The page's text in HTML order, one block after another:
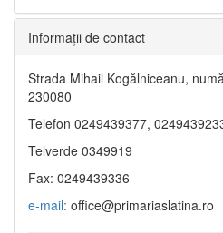
Informaţii de contact
Strada Mihail Kogălniceanu,
230080
Telefon 0249439377,
Telverde 0349919
Fax: 0249439336
e-mail: office@primariaslatina.ro